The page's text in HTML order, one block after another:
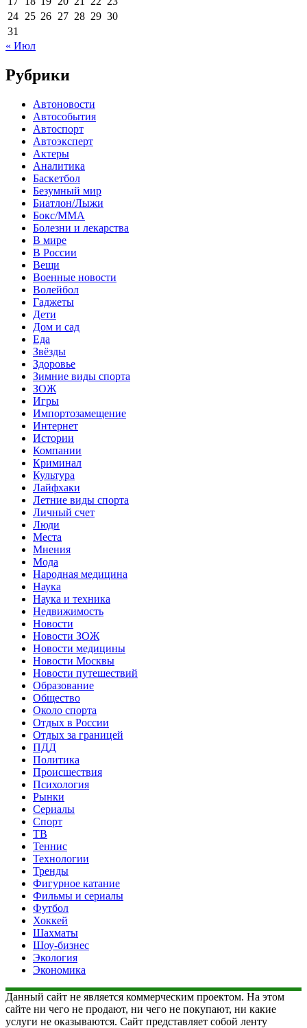
24 25 26 27 28 29 30
31
« Июл
Рубрики
Автоновости
Автособытия
Автоспорт
Автоэксперт
Актеры
Аналитика
Баскетбол
Безумный мир
Биатлон/Лыжи
Бокс/MMA
Болезни и лекарства
В мире
В России
Вещи
Военные новости
Волейбол
Гаджеты
Дети
Дом и сад
Еда
Звёзды
Здоровье
Зимние виды спорта
ЗОЖ
Игры
Импортозамещение
Интернет
Истории
Компании
Криминал
Культура
Лайфхаки
Летние виды спорта
Личный счет
Люди
Места
Мнения
Мода
Народная медицина
Наука
Наука и техника
Недвижимость
Новости
Новости ЗОЖ
Новости медицины
Новости Москвы
Новости путешествий
Образование
Общество
Около спорта
Отдых в России
Отдых за границей
ПДД
Политика
Происшествия
Психология
Рынки
Сериалы
Спорт
ТВ
Теннис
Технологии
Тренды
Фигурное катание
Фильмы и сериалы
Футбол
Хоккей
Шахматы
Шоу-бизнес
Экология
Экономика
Данный сайт не является коммерческим проектом. На этом
сайте ни чего не продают, ни чего не покупают, ни какие
услуги не оказываются. Сайт представляет собой ленту